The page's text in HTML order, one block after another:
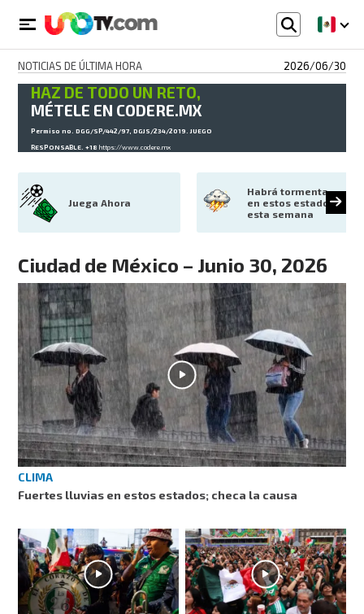
NOTICIAS DE ÚLTIMA HORA 2026/06/30
HAZ DE TODO UN RETO,
MÉTELE EN CODERE.MX
Permiso no. DGG/SP/442/97, DGJS/234/2019. JUEGO
RESPONSABLE. +18https://www.codere.mx
Juega Ahora
Habrá tormenta
en estos estados
esta semana
Ciudad de México – Junio 30, 2026
CLIMA
Fuertes lluvias en estos estados; checa la causa